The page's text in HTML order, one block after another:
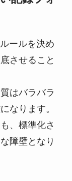
ールを決め
させること
はバラバラ
なります。
、標準化さ
障壁となり